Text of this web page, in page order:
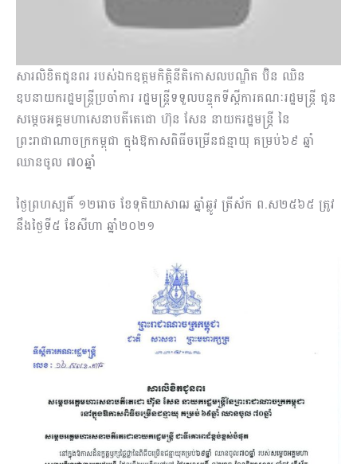
សារលិខិតជូនពរ របស់ឯកឧត្តមកិត្តិនីតិកោសលបណ្ឌិត ប៊ិន ឈិន
ឧបនាយករដ្ឋមន្រ្តីប្រចាំការ រដ្ឋមន្រ្តីទទួលបន្ទុកទីស្តីការគណៈរដ្ឋមន្រ្តី ជូន
សម្តេចអគ្គមហាសេនាបតីតេជោ ហ៊ុន សែន នាយករដ្ឋមន្រ្តី នៃ
ព្រះរាជាណាចក្រកម្ពុជា ក្នុងឱកាសពិធីចម្រើនជន្មាយុ គម្រប់៦៩ ឆ្នាំ
ឈានចូល ៧០ឆ្នាំ
ថ្ងៃព្រហស្បតិ៍ ១២រោច ខែទុតិយាសាឍ ឆ្នាំឆ្លូវ ត្រីស័ក ព.ស២៥៦៥ ត្រូវ
នឹងថ្ងៃទី៥ ខែសីហា ឆ្នាំ២០២១